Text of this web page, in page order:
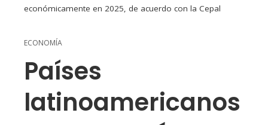
económicamente en 2025, de acuerdo con la Cepal
ECONOMÍA
Países
latinoamericanos